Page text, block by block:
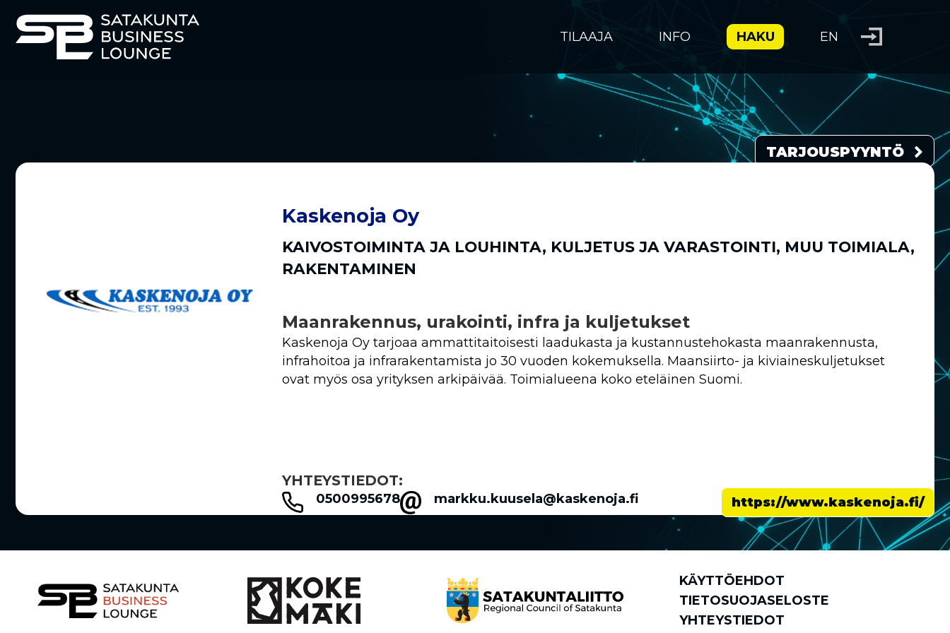
TILAAJA INFO HAKU EN
TARJOUSPYYNTÖ
Kaskenoja Oy
KAIVOSTOIMINTA JA LOUHINTA, KULJETUS JA VARASTOINTI, MUU TOIMIALA,
RAKENTAMINEN
Maanrakennus, urakointi, infra ja kuljetukset
Kaskenoja Oy tarjoaa ammattitaitoisesti laadukasta ja kustannustehokasta maanrakennusta,
infrahoitoa ja infrarakentamista jo 30 vuoden kokemuksella. Maansiirto- ja kiviaineskuljetukset
ovat myös osa yrityksen arkipäivää. Toimialueena koko eteläinen Suomi.
YHTEYSTIEDOT:
0500995678 markku.kuusela@kaskenoja.fi https://www.kaskenoja.fi/
KÄYTTÖEHDOT
TIETOSUOJASELOSTE
YHTEYSTIEDOT